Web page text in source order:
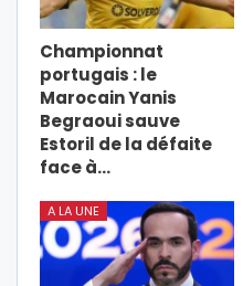
Championnat
portugais : le
Marocain Yanis
Begraoui sauve
Estoril de la défaite
face à…
A LA UNE